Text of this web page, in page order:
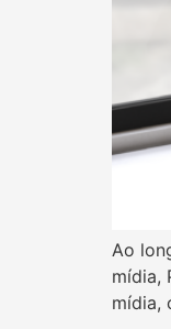
Ao
mídia,
mídia,